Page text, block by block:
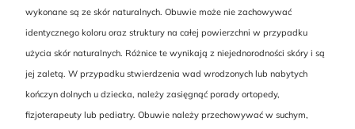
wykonane są ze skór naturalnych. Obuwie może nie zachowywać
identycznego koloru oraz struktury na całej powierzchni w przypadku
użycia skór naturalnych. Różnice te wynikają z niejednorodności skóry i są
jej zaletą. W przypadku stwierdzenia wad wrodzonych lub nabytych
kończyn dolnych u dziecka, należy zasięgnąć porady ortopedy,
fizjoterapeuty lub pediatry. Obuwie należy przechowywać w suchym,